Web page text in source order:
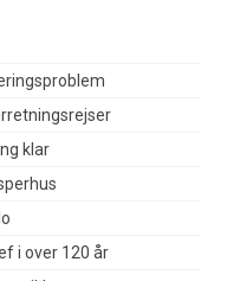
klar
i over 120 år